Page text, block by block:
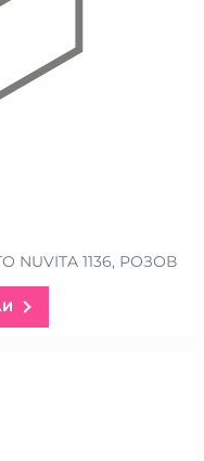
1136, РОЗОВ